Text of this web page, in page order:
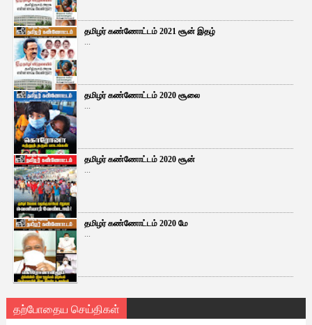
தமிழர் கண்ணோட்டம் 2021 சூன் இதழ்
...
தமிழர் கண்ணோட்டம் 2020 சூலை
...
தமிழர் கண்ணோட்டம் 2020 சூன்
...
தமிழர் கண்ணோட்டம் 2020 மே
...
தற்போதைய செய்திகள்